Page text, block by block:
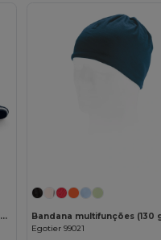
Boné "sandwich" em 100% de algodão (260 g/m²)
Bandana multifunções (130
Egotier 99021